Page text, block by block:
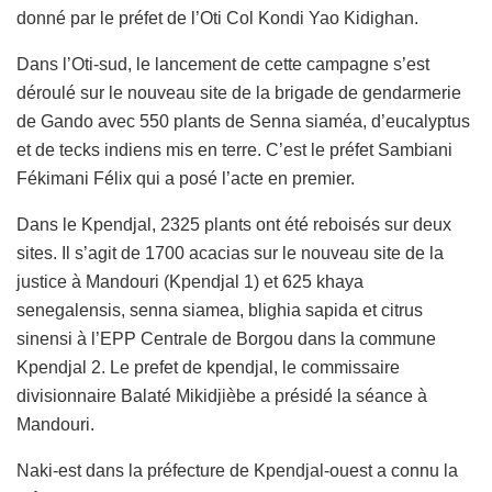
donné par le préfet de l’Oti Col Kondi Yao Kidighan.
Dans l’Oti-sud, le lancement de cette campagne s’est
déroulé sur le nouveau site de la brigade de gendarmerie
de Gando avec 550 plants de Senna siaméa, d’eucalyptus
et de tecks indiens mis en terre. C’est le préfet Sambiani
Fékimani Félix qui a posé l’acte en premier.
Dans le Kpendjal, 2325 plants ont été reboisés sur deux
sites. Il s’agit de 1700 acacias sur le nouveau site de la
justice à Mandouri (Kpendjal 1) et 625 khaya
senegalensis, senna siamea, blighia sapida et citrus
sinensi à l’EPP Centrale de Borgou dans la commune
Kpendjal 2. Le prefet de kpendjal, le commissaire
divisionnaire Balaté Mikidjièbe a présidé la séance à
Mandouri.
Naki-est dans la préfecture de Kpendjal-ouest a connu la